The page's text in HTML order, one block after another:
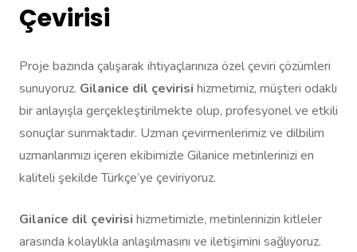
Çevirisi
Proje bazında çalışarak ihtiyaçlarınıza özel çeviri çözümleri
sunuyoruz. Gilanice dil çevirisi hizmetimiz, müşteri odaklı
bir anlayışla gerçekleştirilmekte olup, profesyonel ve etkili
sonuçlar sunmaktadır. Uzman çevirmenlerimiz ve dilbilim
uzmanlarımızı içeren ekibimizle Gilanice metinlerinizi en
kaliteli şekilde Türkçe’ye çeviriyoruz.
Gilanice dil çevirisi hizmetimizle, metinlerinizin kitleler
arasında kolaylıkla anlaşılmasını ve iletişimini sağlıyoruz.